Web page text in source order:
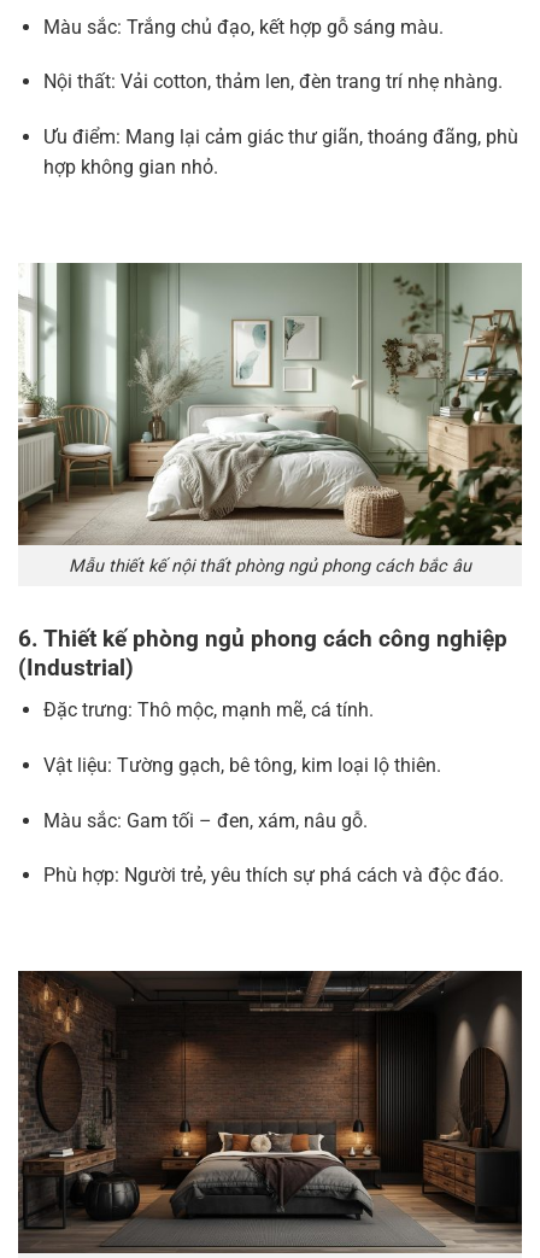
Màu sắc: Trắng chủ đạo, kết hợp gỗ sáng màu.
Nội thất: Vải cotton, thảm len, đèn trang trí nhẹ nhàng.
Ưu điểm: Mang lại cảm giác thư giãn, thoáng đãng, phù
hợp không gian nhỏ.
Mẫu thiết kế nội thất phòng ngủ phong cách bắc âu
6. Thiết kế phòng ngủ phong cách công nghiệp
(Industrial)
Đặc trưng: Thô mộc, mạnh mẽ, cá tính.
Vật liệu: Tường gạch, bê tông, kim loại lộ thiên.
Màu sắc: Gam tối – đen, xám, nâu gỗ.
Phù hợp: Người trẻ, yêu thích sự phá cách và độc đáo.